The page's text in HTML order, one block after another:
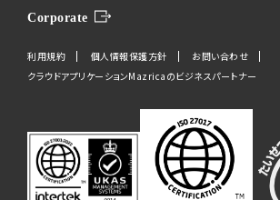
Corporate
利用規約 個人情報保護方針
お問い合わせ
クラウドアプリケーションMazricaのビジネスパートナー